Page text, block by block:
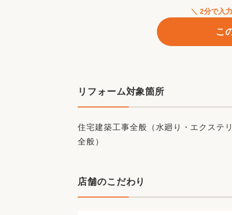
『いつも』を、いかに“快
＼ 2分で入
こ
リフォーム対象箇所
住宅建築工事全般（水廻り・エクステ
全般）
店舗のこだわり